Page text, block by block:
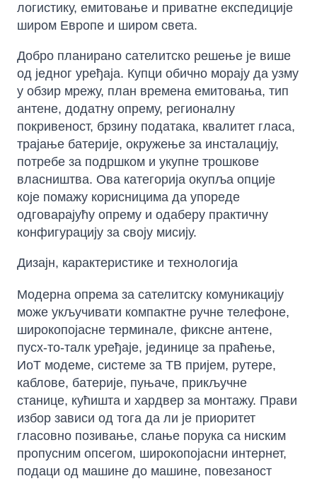
логистику, емитовање и приватне експедиције
широм Европе и широм света.
Добро планирано сателитско решење је више
од једног уређаја. Купци обично морају да узму
у обзир мрежу, план времена емитовања, тип
антене, додатну опрему, регионалну
покривеност, брзину података, квалитет гласа,
трајање батерије, окружење за инсталацију,
потребе за подршком и укупне трошкове
власништва. Ова категорија окупља опције
које помажу корисницима да упореде
одговарајућу опрему и одаберу практичну
конфигурацију за своју мисију.
Дизајн, карактеристике и технологија
Модерна опрема за сателитску комуникацију
може укључивати компактне ручне телефоне,
широкопојасне терминале, фиксне антене,
пусх-то-талк уређаје, јединице за праћење,
ИоТ модеме, системе за ТВ пријем, рутере,
каблове, батерије, пуњаче, прикључне
станице, кућишта и хардвер за монтажу. Прави
избор зависи од тога да ли је приоритет
гласовно позивање, слање порука са ниским
пропусним опсегом, широкопојасни интернет,
подаци од машине до машине, повезаност